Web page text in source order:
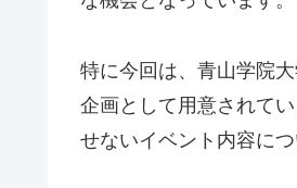
特に今回は、青山学院
企画として用意されて
せないイベント内容に